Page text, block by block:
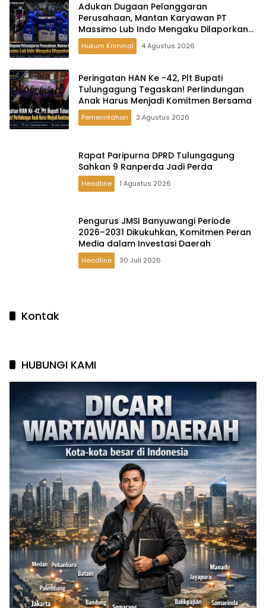
Adukan Dugaan Pelanggaran
Perusahaan, Mantan Karyawan PT
Massimo Lub Indo Mengaku Dilaporkan
ke Polisi
Hukum Kriminal 4 Agustus 2026
Peringatan HAN Ke -42, Plt Bupati
Tulungagung Tegaskan! Perlindungan
Anak Harus Menjadi Komitmen Bersama
Pemerintahan 3 Agustus 2026
Rapat Paripurna DPRD Tulungagung
Sahkan 9 Ranperda Jadi Perda
Headline 1 Agustus 2026
Pengurus JMSI Banyuwangi Periode
2026–2031 Dikukuhkan, Komitmen Peran
Media dalam Investasi Daerah
Headline 30 Juli 2026
Kontak
HUBUNGI KAMI